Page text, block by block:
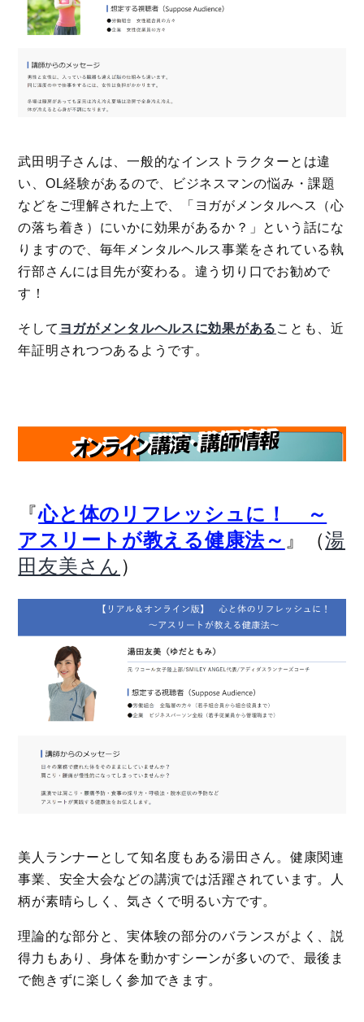
武田明子さんは、一般的なインストラクターとは違
い、OL経験があるので、ビジネスマンの悩み・課題
などをご理解された上で、「ヨガがメンタルへス（心
の落ち着き）にいかに効果があるか？」という話にな
りますので、毎年メンタルヘルス事業をされている執
行部さんには目先が変わる。違う切り口でお勧めで
す！
そして ヨガがメンタルヘルスに効果がある ことも、近
年証明されつつあるようです。
『心と体のリフレッシュに！ ～
アスリートが教える健康法～ 』（湯
田友美さん ）
美人ランナーとして知名度もある湯田さん。健康関連
事業、安全大会などの講演では活躍されています。人
柄が素晴らしく、気さくで明るい方です。
理論的な部分と、実体験の部分のバランスがよく、説
得力もあり、身体を動かすシーンが多いので、最後ま
で飽きずに楽しく参加できます。